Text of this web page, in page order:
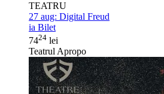
TEATRU
27 aug: Digital Freud
ia Bilet
7424 lei
Teatrul Apropo